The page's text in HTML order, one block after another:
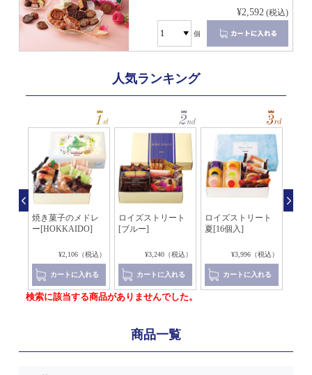
¥2,592 (税込)
個
人気ランキング
焼き菓子のメドレ
ー[HOKKAIDO]
¥2,106（税込）
カートに入れる
ロイズストリート
[ブルー]
¥3,240（税込）
カートに入れる
ロイズストリート
夏[16個入]
¥3,996（税込）
カートに入れる
検索に該当する商品がありませんでした。
商品一覧